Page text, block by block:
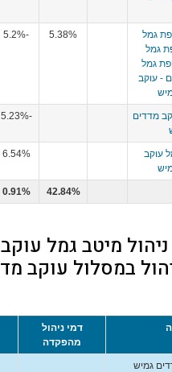
גמל
גמל
גמל
- עוקב
5.38%
-5.2%
מדדים
-5.23%
עוקב
6.54%
42.84%
0.91%
מיטב גמל
במסלול עוקב
דמי ניהול
מהפקדה
גמיש